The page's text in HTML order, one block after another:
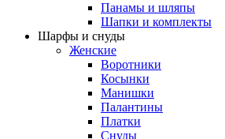
Панамы и шляпы
Шапки и комплекты
Шарфы и снуды
Женские
Воротники
Косынки
Манишки
Палантины
Платки
Снуды